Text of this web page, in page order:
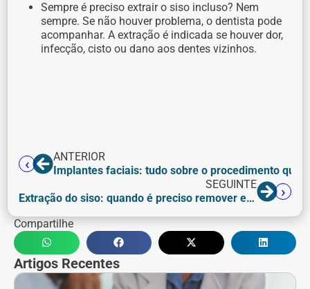
Sempre é preciso extrair o siso incluso? Nem
sempre. Se não houver problema, o dentista pode
acompanhar. A extração é indicada se houver dor,
infecção, cisto ou dano aos dentes vizinhos.
ANTERIOR
SEGUINTE
Extração do siso: quando é preciso remover e como é a recuperação
Compartilhe
Artigos Recentes